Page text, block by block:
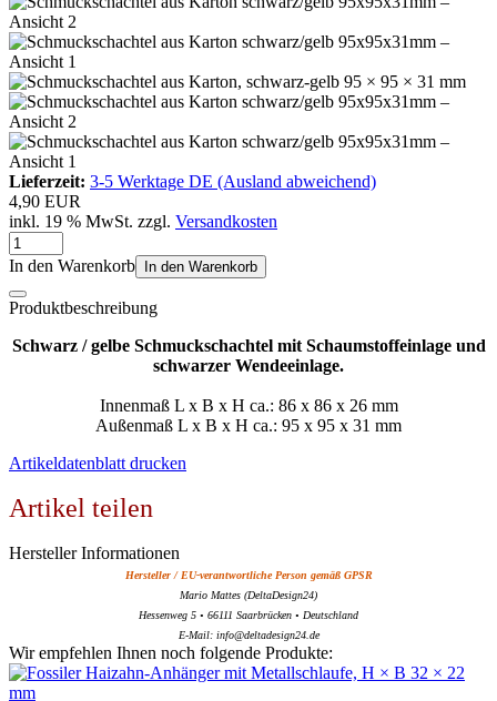
Lieferzeit: 3-5 Werktage DE (Ausland abweichend)
4,90 EUR
inkl. 19 % MwSt. zzgl. Versandkosten
In den Warenkorb In den Warenkorb
Produktbeschreibung
Schwarz / gelbe Schmuckschachtel mit Schaumstoffeinlage und
schwarzer Wendeeinlage.
Innenmaß L x B x H ca.: 86 x 86 x 26 mm
Außenmaß L x B x H ca.: 95 x 95 x 31 mm
Artikeldatenblatt drucken
Artikel teilen
Hersteller Informationen
Hersteller / EU-verantwortliche Person gemäß GPSR
Mario Mattes (DeltaDesign24)
Hessenweg 5 • 66111 Saarbrücken • Deutschland
E-Mail: info@deltadesign24.de
Wir empfehlen Ihnen noch folgende Produkte: